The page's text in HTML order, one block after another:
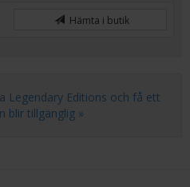
Hämta i butik
Legendary Editions och få ett
blir tillgänglig »